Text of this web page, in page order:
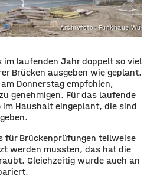
Archivfoto: Funkhaus
im laufenden Jahr doppelt so viel
Brücken ausgeben wie geplant.
Donnerstag empfohlen,
genehmigen. Für das laufende
Haushalt eingeplant, die sind
für Brückenprüfungen teilweise
werden mussten, das hat die
Gleichzeitig wurde auch an